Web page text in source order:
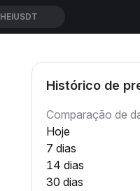
HEIUSDT
Histórico de
Comparação de
Hoje
7 dias
14 dias
30 dias